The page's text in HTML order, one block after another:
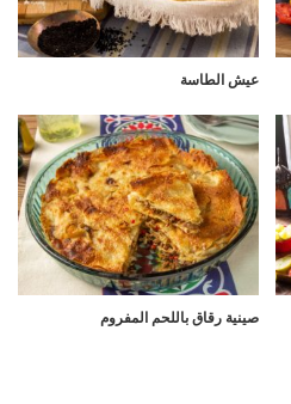
عيش الطاسة
صينية رقاق باللحم المفروم